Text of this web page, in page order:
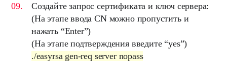
Создайте запроссертификата и ключ сервера:
(На этапе ввода CN можно пропустить и
нажать “Enter”)
(На этапе подтверждения введите “yes”)
./easyrsa gen-req server nopass